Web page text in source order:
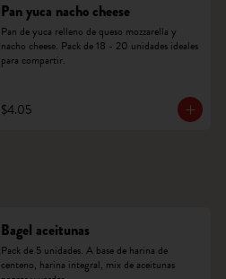
Pan yuca nacho cheese
Pan de yuca relleno de queso mozzarella y
nacho cheese. Pack de 18 - 20 unidades ideales
para compartir.
$4.05
Bagel aceitunas
Pack de 5 unidades. A base de harina de
centeno, harina integral, mix de aceitunas